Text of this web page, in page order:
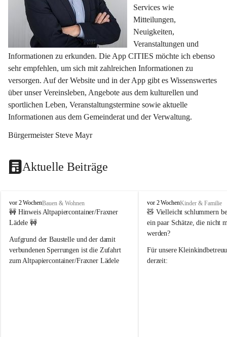
Services wie
Mitteilungen,
Neuigkeiten,
Veranstaltungen und
Informationen zu erkunden. Die App CITIES möchte ich ebenso
sehr empfehlen, um sich mit zahlreichen Informationen zu
versorgen. Auf der Website und in der App gibt es Wissenswertes
über unser Vereinsleben, Angebote aus dem kulturellen und
sportlichen Leben, Veranstaltungstermine sowie aktuelle
Informationen aus dem Gemeinderat und der Verwaltung.
Bürgermeister Steve Mayr
Aktuelle Beiträge
F
r
a
e
r
n
vor 2 WochenBauen & Wohnen
🚧 Hinweis Altpapiercontainer/Fraxner
Lädele 🚧
Aufgrund der Baustelle und der damit
verbundenen Sperrungen ist die Zufahrt
zum Altpapiercontainer/Fraxner Lädele
F
r
a
x
r
n
vor 2 WochenKinder & Familie
🧸 Vielleicht schlummern
ein paar Schätze, die nicht
werden?
Für unsere
derzeit: